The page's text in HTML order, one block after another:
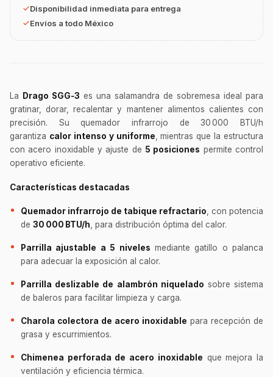
Disponibilidad inmediata para entrega
Envíos a todo México
La Drago SGG‑3 es una salamandra de sobremesa ideal para
gratinar, dorar, recalentar y mantener alimentos calientes con
precisión. Su quemador infrarrojo de 30 000 BTU/h
garantiza calor intenso y uniforme , mientras que la estructura
con acero inoxidable y ajuste de 5 posiciones permite control
operativo eficiente.
Características destacadas
Quemador infrarrojo de tabique refractario, con potencia
de 30 000 BTU/h, para distribución óptima del calor.
Parrilla ajustable a 5 niveles mediante gatillo o palanca
para adecuar la exposición al calor.
Parrilla deslizable de alambrón niquelado sobre sistema
de baleros para facilitar limpieza y carga.
Charola colectora de acero inoxidable para recepción de
grasa y escurrimientos.
Chimenea perforada de acero inoxidable que mejora la
ventilación y eficiencia térmica.
¡Hola Chef! 🍳 Soy GastroBot, tu asesor
¿En qué te puedo apoyar hoy con tu
Ver uniformes y filipinas
Métodos de envío y entrega
Ver sucursales y contacto